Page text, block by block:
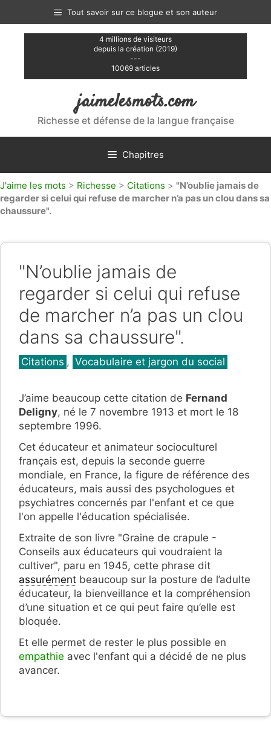
contenu
Tout savoir sur ce blogue et son auteur
4 millions de visiteurs
depuis la création (2019)
---
10069 articles
jaimelesmots.com
Richesse et défense de la langue française
Chapitres
J'aime les mots > Richesse > Citations > "N’oublie jamais de
regarder si celui qui refuse de marcher n’a pas un clou dans sa
chaussure".
"N’oublie jamais de
regarder si celui qui refuse
de marcher n’a pas un clou
dans sa chaussure".
Catégories
Citations , Vocabulaire et jargon du social
J’aime beaucoup cette citation de Fernand
Deligny, né le 7 novembre 1913 et mort le 18
septembre 1996.
Cet éducateur et animateur socioculturel
français est, depuis la seconde guerre
mondiale, en France, la figure de référence des
éducateurs, mais aussi des psychologues et
psychiatres concernés par l'enfant et ce que
l'on appelle l'éducation spécialisée.
Extraite de son livre "Graine de crapule -
Conseils aux éducateurs qui voudraient la
cultiver", paru en 1945, cette phrase dit
assurément beaucoup sur la posture de l’adulte
éducateur, la bienveillance et la compréhension
d’une situation et ce qui peut faire qu’elle est
bloquée.
Et elle permet de rester le plus possible en
empathie avec l'enfant qui a décidé de ne plus
avancer.